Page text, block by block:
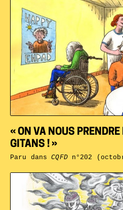
« ON VA NOUS PRENDRE
GITANS ! »
Paru dansCQFDn°202